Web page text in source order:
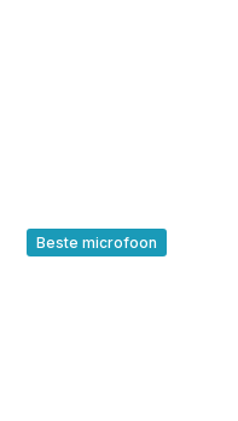
Beste microfoon